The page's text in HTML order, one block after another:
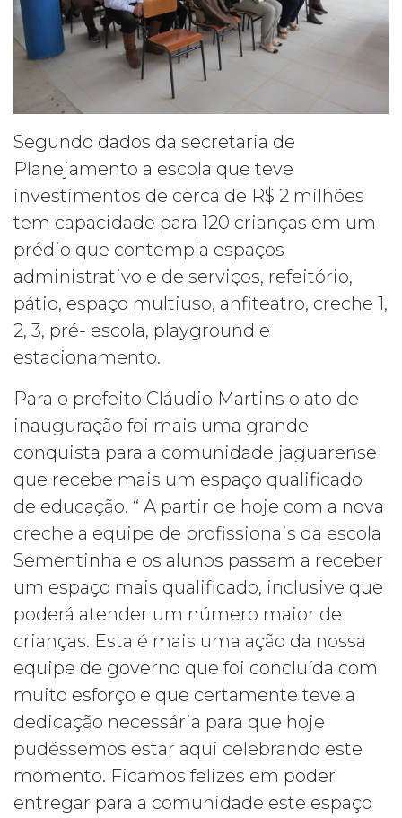
Segundo dados da secretaria de
Planejamento a escola que teve
investimentos de cerca de R$ 2 milhões
tem capacidade para 120 crianças em um
prédio que contempla espaços
administrativo e de serviços, refeitório,
pátio, espaço multiuso, anfiteatro, creche 1,
2, 3, pré- escola, playground e
estacionamento.
Para o prefeito Cláudio Martins o ato de
inauguração foi mais uma grande
conquista para a comunidade jaguarense
que recebe mais um espaço qualificado
de educação. “ A partir de hoje com a nova
creche a equipe de profissionais da escola
Sementinha e os alunos passam a receber
um espaço mais qualificado, inclusive que
poderá atender um número maior de
crianças. Esta é mais uma ação da nossa
equipe de governo que foi concluída com
muito esforço e que certamente teve a
dedicação necessária para que hoje
pudéssemos estar aqui celebrando este
momento. Ficamos felizes em poder
entregar para a comunidade este espaço